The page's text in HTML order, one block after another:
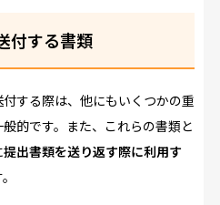
付する書類
する際は、他にもいくつかの重
的です。また、これらの書類と
提出書類を送り返す際に利用す